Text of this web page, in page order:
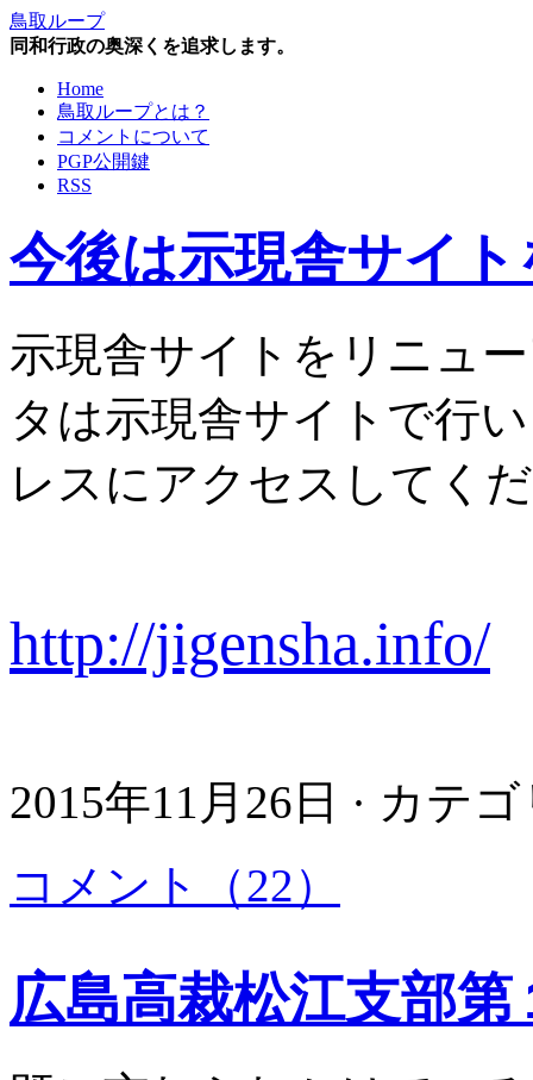
鳥取ループ
同和行政の奥深くを追求します。
Home
鳥取ループとは？
コメントについて
PGP公開鍵
RSS
今後は示現舎サイ
示現舎サイトをリニュ
タは示現舎サイトで行
レスにアクセスしてく
http://jigensha.info/
2015年11月26日 · カテ
コメント（22）
広島高裁松江支部